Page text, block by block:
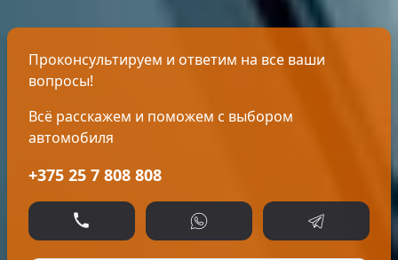
Проконсультируем и ответим на все ваши
вопросы!
Всё расскажем и поможем с выбором
автомобиля
+375 25 7 808 808
Позвонить WhatsApp Telegram